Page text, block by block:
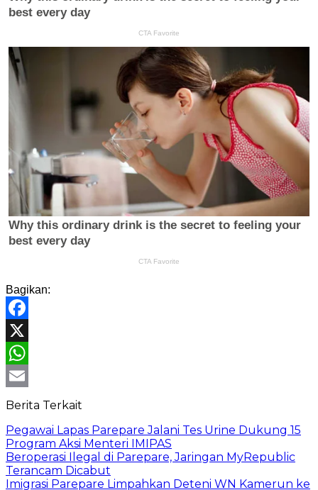
Bagikan:
Facebook
X
WhatsApp
Email
Berita Terkait
Pegawai Lapas Parepare Jalani Tes Urine Dukung 15
Program Aksi Menteri IMIPAS
Beroperasi Ilegal di Parepare, Jaringan MyRepublic
Terancam Dicabut
Imigrasi Parepare Limpahkan Deteni WN Kamerun ke